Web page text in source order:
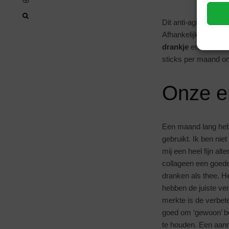
Dit anti-aging
Afhankelijk van je
drankje en daar
sticks per maand
Onze
Een maand lang
gebruikt. Ik ben
mij een heel fijn
collageen een
dranken als thee.
hebben de juiste
merkte is de
goed om
te houden. Een